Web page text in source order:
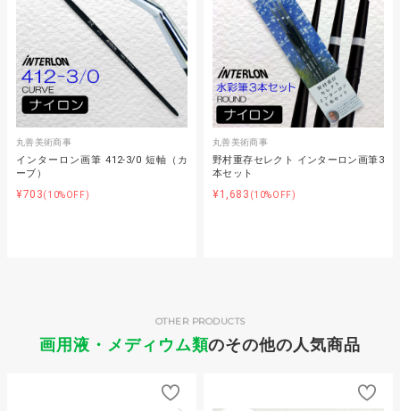
丸善美術商事
インターロン画筆 412-3/0 短軸（カ
ーブ）
¥703(10%OFF)
丸善美術商事
野村重存セレクト インターロン画筆3
本セット
¥1,683 (10%OFF)
画用液・メディウム類のその他の人気商品
OTHER PRODUCTS